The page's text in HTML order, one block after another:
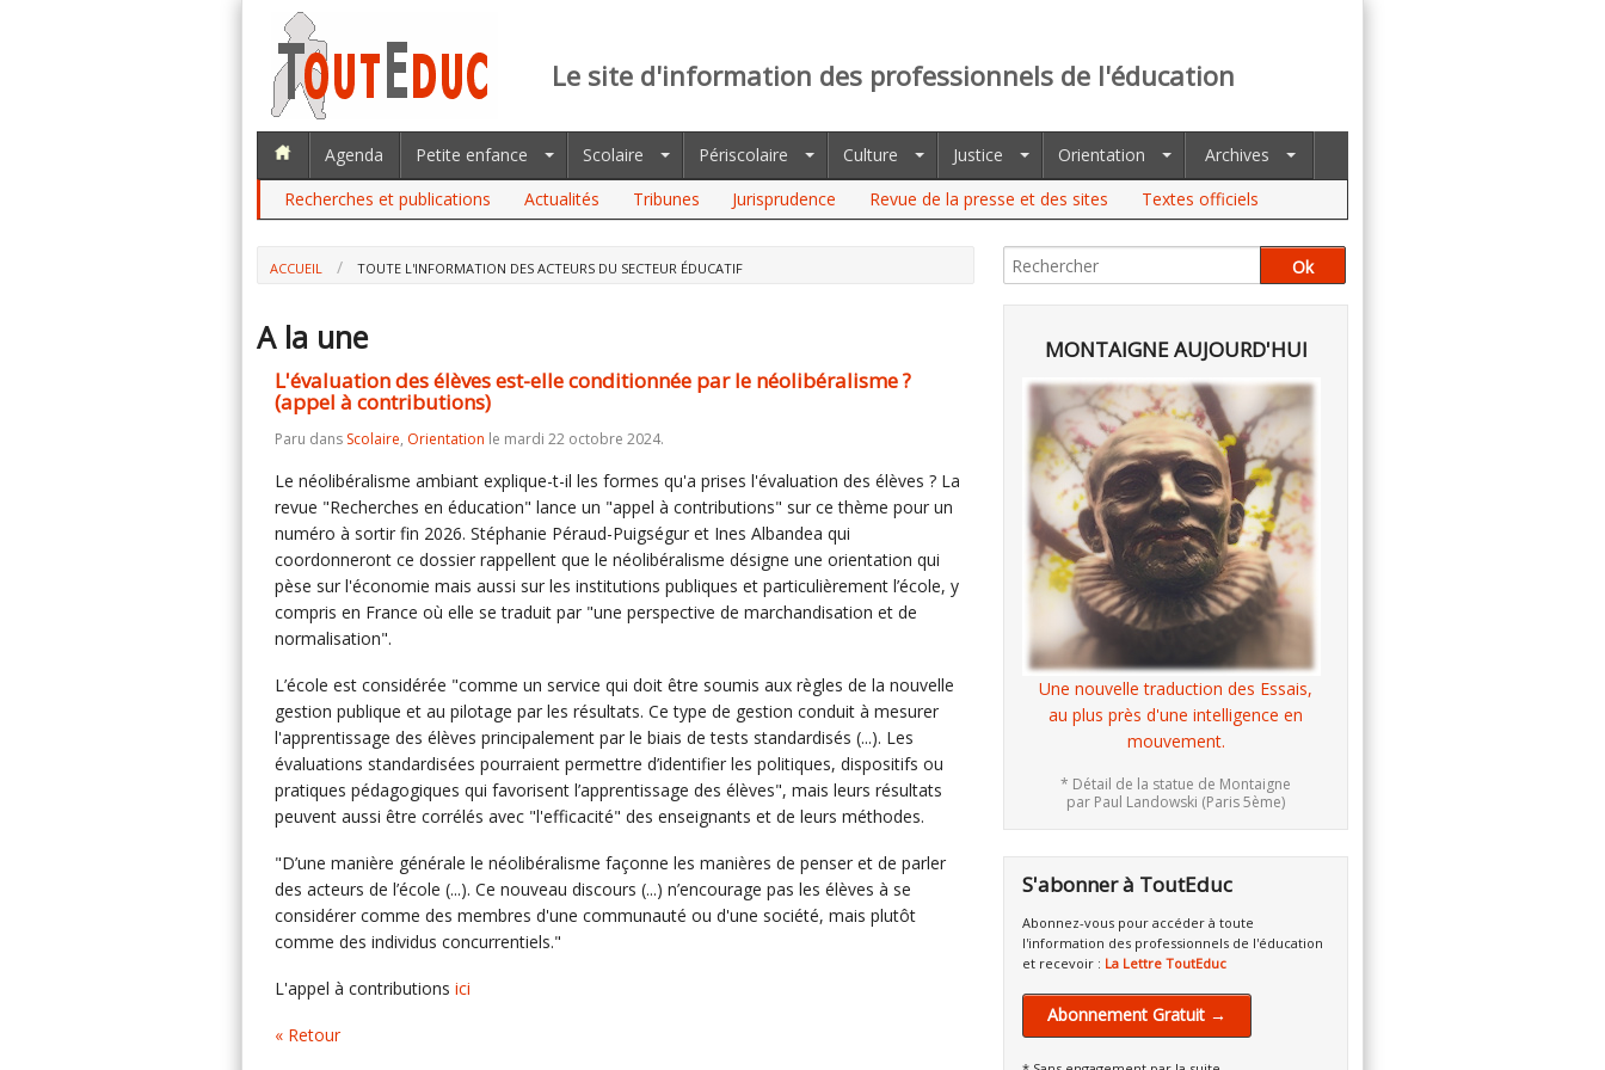
Le site d'information des professionnels de l'éducation
Agenda Petite enfance Scolaire Périscolaire Culture Justice Orientation
Archives
Recherches et publications
Actualités Tribunes Jurisprudence Revue de la presse et des sites Textes officiels
ACCUEIL TOUTE L'INFORMATION DES ACTEURS DU SECTEUR ÉDUCATIF
A la une
L'évaluation des élèves est-elle conditionnée par le néolibéralisme ?
(appel à contributions)
Paru dans Scolaire, Orientation le mardi 22 octobre 2024.
Le néolibéralisme ambiant explique-t-il les formes qu'a prises l'évaluation des élèves ? La
revue "Recherches en éducation" lance un "appel à contributions" sur ce thème pour un
numéro à sortir fin 2026. Stéphanie Péraud-Puigségur et Ines Albandea qui
coordonneront ce dossier rappellent que le néolibéralisme désigne une orientation qui
pèse sur l'économie mais aussi sur les institutions publiques et particulièrement l’école, y
compris en France où elle se traduit par "une perspective de marchandisation et de
normalisation".
L’école est considérée "comme un service qui doit être soumis aux règles de la nouvelle
gestion publique et au pilotage par les résultats. Ce type de gestion conduit à mesurer
l'apprentissage des élèves principalement par le biais de tests standardisés (...). Les
évaluations standardisées pourraient permettre d’identifier les politiques, dispositifs ou
pratiques pédagogiques qui favorisent l’apprentissage des élèves", mais leurs résultats
peuvent aussi être corrélés avec "l'efficacité" des enseignants et de leurs méthodes.
"D’une manière générale le néolibéralisme façonne les manières de penser et de parler
des acteurs de l’école (...). Ce nouveau discours (...) n’encourage pas les élèves à se
considérer comme des membres d'une communauté ou d'une société, mais plutôt
comme des individus concurrentiels."
L'appel à contributions ici
« Retour
MONTAIGNE AUJOURD'HUI
Une nouvelle traduction des Essais,
au plus près d'une intelligence en
mouvement.
* Détail de la statue de Montaigne
par Paul Landowski (Paris 5ème)
S'abonner à ToutEduc
Abonnez-vous pour accéder à toute
l'information des professionnels de l'éducation
et recevoir : La Lettre ToutEduc
Abonnement Gratuit →